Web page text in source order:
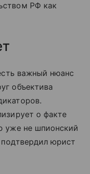
РФ как
важный нюанс
объектива
о факте
уже не шпионский
юрист